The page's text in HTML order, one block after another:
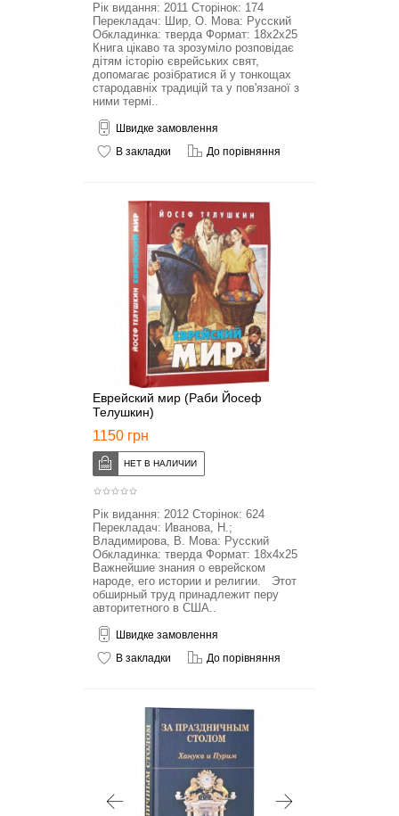
Рік видання: 2011 Сторінок: 174
Перекладач: Шир, О. Мова: Русский
Обкладинка: тверда Формат: 18x2x25
Книга цікаво та зрозуміло розповідає
дітям історію єврейських свят,
допомагає розібратися й у тонкощах
стародавніх традицій та у пов'язаної з
ними термі..
Швидке замовлення
В закладки
До порівняння
Еврейский мир (Раби Йосеф
Телушкин)
1150 грн
Рік видання: 2012 Сторінок: 624
Перекладач: Иванова, Н.;
Владимирова, В. Мова: Русский
Обкладинка: тверда Формат: 18x4x25
Важнейшие знания о еврейском
народе, его истории и религии. Этот
обширный труд принадлежит перу
авторитетного в США..
Швидке замовлення
В закладки
До порівняння